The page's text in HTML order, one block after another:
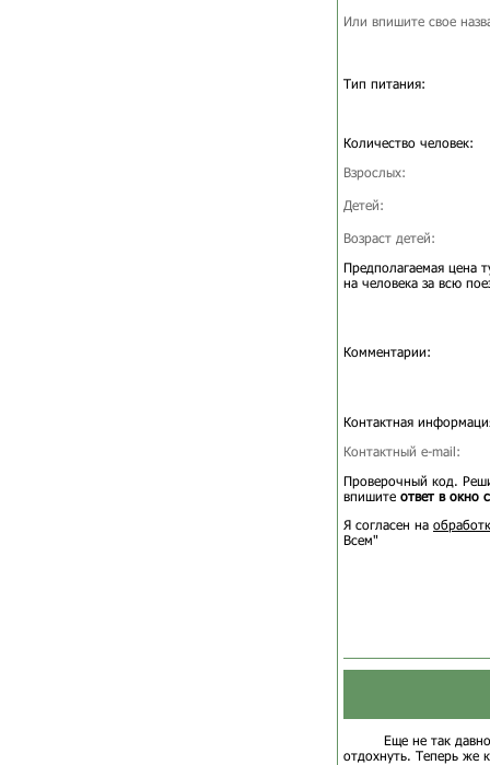
Или впишите свое
Тип питания:
Количество человек:
Взрослых:
Детей:
Возраст детей:
Предполагаемая цена
на человека за всю
Комментарии:
Контактная
Контактный e-mail:
Проверочный код.
впишите ответ в окно
Я согласен на
Всем"
Еще не так
отдохнуть. Теперь же